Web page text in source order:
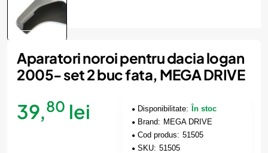
Aparatori noroi pentru dacia logan
2005- set 2 buc fata, MEGA DRIVE
39,80 lei Disponibilitate:
În stoc
Brand: MEGA DRIVE
Cod produs: 51505
SKU: 51505